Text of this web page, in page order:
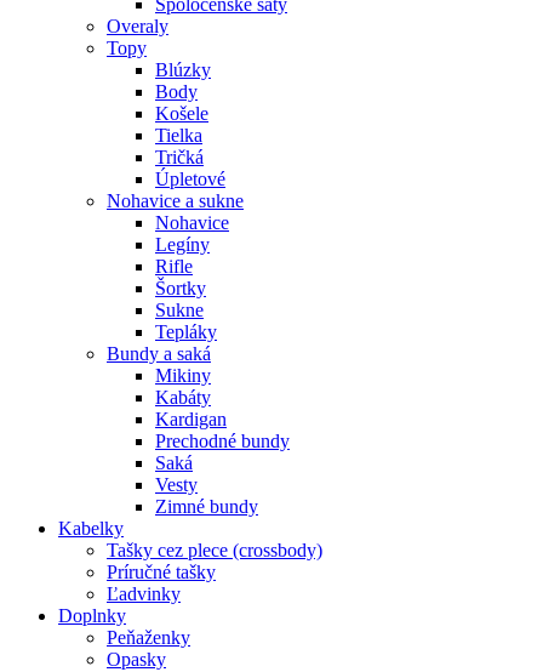
Spoločenské šaty
Overaly
Topy
Blúzky
Body
Košele
Tielka
Tričká
Úpletové
Nohavice a sukne
Nohavice
Legíny
Rifle
Šortky
Sukne
Tepláky
Bundy a saká
Mikiny
Kabáty
Kardigan
Prechodné bundy
Saká
Vesty
Zimné bundy
Kabelky
Tašky cez plece (crossbody)
Príručné tašky
Ľadvinky
Doplnky
Peňaženky
Opasky